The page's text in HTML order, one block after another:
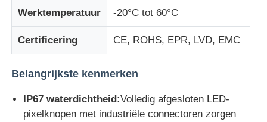
LED transparant filmscherm
Drone vliegende LED-scherm
Werktemperatuur -20°C tot 60°C
Certificering CE, ROHS, EPR, LVD, EMC
Belangrijkste kenmerken
IP67 waterdichtheid:Volledig afgesloten LED-
pixelknopen met industriële connectoren zorgen